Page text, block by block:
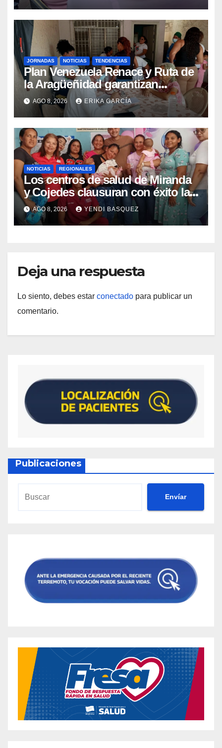
JORNADAS NOTICIAS TENDENCIAS
Plan Venezuela Renace y Ruta de
la Aragüeñidad garantizan
atención médica integral en
Aragua
AGO 8, 2026 ERIKA GARCÍA
NOTICIAS REGIONALES
Los centros de salud de Miranda
y Cojedes clausuran con éxito la
Semana Mundial de la Lactancia
Materna
AGO 8, 2026 YENDI BASQUEZ
Deja una respuesta
Lo siento, debes estar conectado para publicar un
comentario.
Publicaciones
Envíar